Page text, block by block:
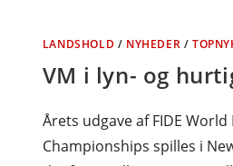
LANDSHOLD / NYHEDER /
VM i lyn- og
Årets udgave af FIDE
Championships spilles i